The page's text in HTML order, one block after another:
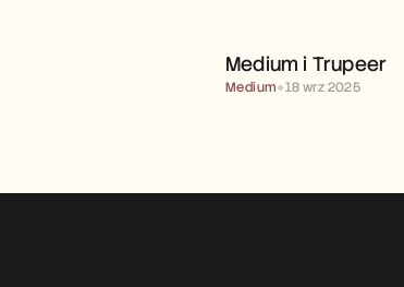
Medium i Trupeer
Medium●18 wrz 2025